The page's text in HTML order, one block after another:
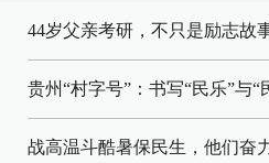
44岁父亲考研，不只是励志故
贵州“村字号”：书写“民乐”与“
战高温斗酷暑保民生，他们奋